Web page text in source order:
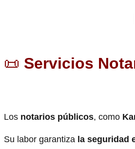
📜 Servicios
Los notarios públicos, como
Su labor garantiza la seguridad